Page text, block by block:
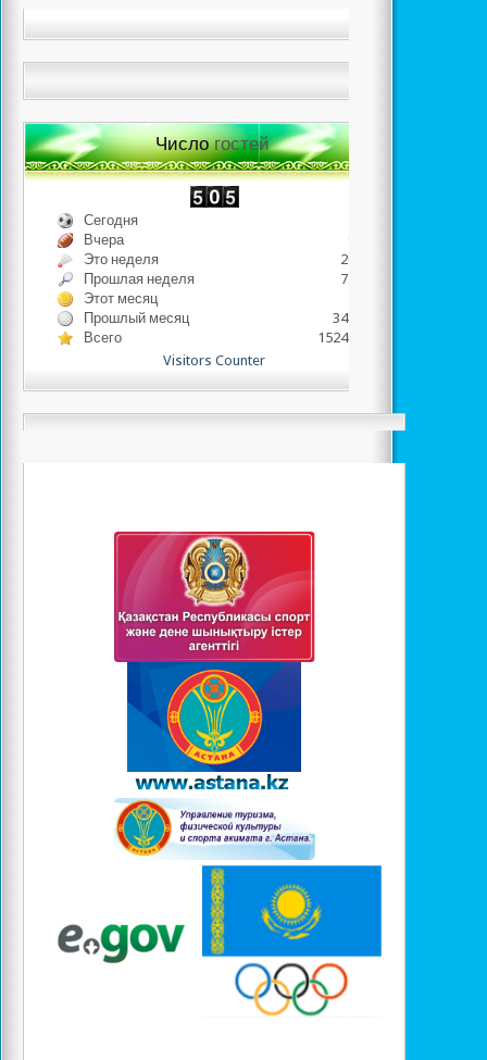
Числогостей
Сегодня
Вчера
996
Это неделя
2077
Прошлая неделя
7236
Этот месяц
Прошлый месяц
34508
Всего
1524058
Visitors Counter